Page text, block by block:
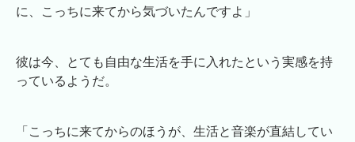
に、こっちに来てから気づいたんですよ」
彼は今、とても自由な生活を手に入れたという実感を持
っているようだ。
「こっちに来てからのほうが、生活と音楽が直結してい